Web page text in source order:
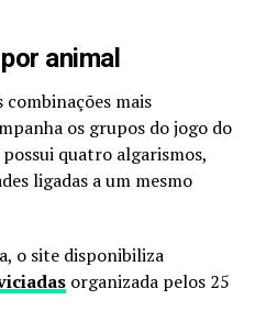
animal
mais
os grupos do jogo do
quatro algarismos,
ligadas a um mesmo
o site disponibiliza
organizada pelos 25